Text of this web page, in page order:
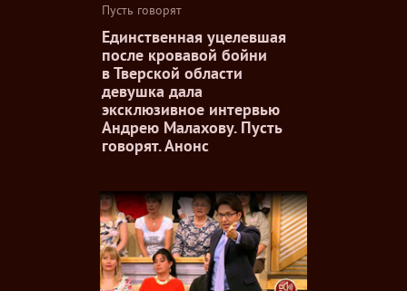
Пусть говорят
Единственная уцелевшая
после кровавой бойни
в Тверской области
девушка дала
эксклюзивное интервью
Андрею Малахову. Пусть
говорят. Анонс